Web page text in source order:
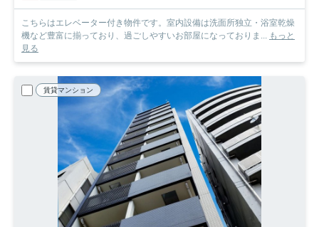
こちらはエレベーター付き物件です。室内設備は洗面所独立・浴室乾燥
機など豊富に揃っており、過ごしやすいお部屋になっておりま... もっと
見る
賃貸マンション